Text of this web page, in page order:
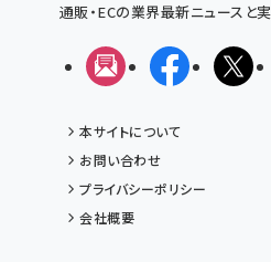
通販・ECの業界最新ニュースと
メルマガFacebook
本サイトについて
お問い合わせ
プライバシーポリシー
会社概要